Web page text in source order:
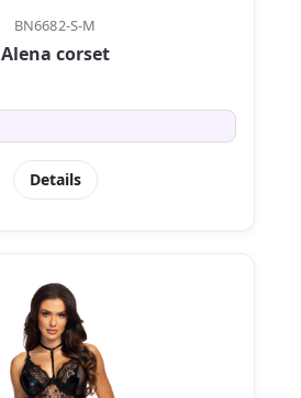
BN6682-S-M
Alena corset
Details